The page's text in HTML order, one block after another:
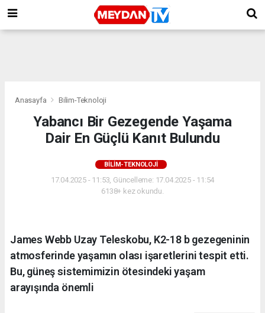
Anasayfa Bilim-Teknoloji
Yabancı Bir Gezegende Yaşama
Dair En Güçlü Kanıt Bulundu
BILIM-TEKNOLOJI
17.04.2025 - 11:53, Güncelleme: 17.04.2025 - 11:54
6138+ kez okundu.
James Webb Uzay Teleskobu, K2-18 b gezegeninin
atmosferinde yaşamın olası işaretlerini tespit etti.
Bu, güneş sistemimizin ötesindeki yaşam
arayışında önemli